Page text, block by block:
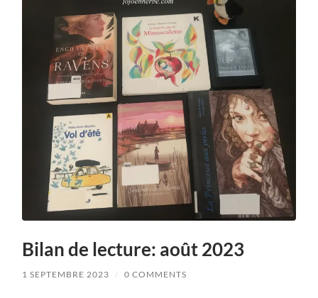
Bilan de lecture: août 2023
1 SEPTEMBRE 2023 / 0 COMMENTS